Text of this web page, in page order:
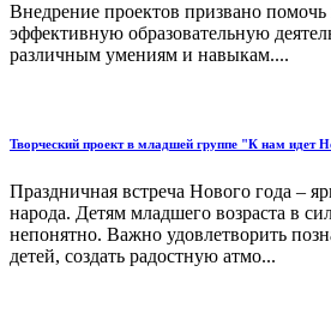
Внедрение проектов призвано помочь
эффективную образовательную
различным умениям и навыкам....
Творческий проект в младшей группе "К нам идет
Праздничная встреча Нового года –
народа. Детям младшего возраста в
непонятно. Важно удовлетворить
детей, создать радостную атмо...